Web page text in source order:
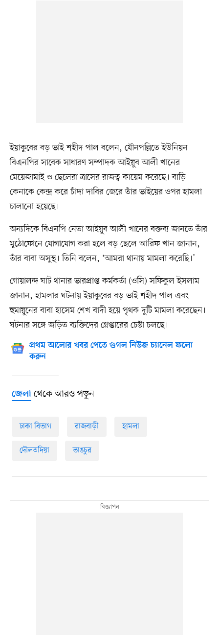
ইয়াকুবের বড় ভাই শহীদ পাল বলেন, যৌনপল্লিতে ইউনিয়ন
বিএনপির সাবেক সাধারণ সম্পাদক আইয়ুব আলী খানের
মেয়েজামাই ও ছেলেরা ত্রাসের রাজত্ব কায়েম করেছে। বাড়ি
কেনাকে কেন্দ্র করে চাঁদা দাবির জেরে তাঁর ভাইয়ের ওপর হামলা
চালানো হয়েছে।
অন্যদিকে বিএনপি নেতা আইয়ুব আলী খানের বক্তব্য জানতে তাঁর
মুঠোফোনে যোগাযোগ করা হলে বড় ছেলে আরিফ খান জানান,
তাঁর বাবা অসুস্থ। তিনি বলেন, ‘আমরা থানায় মামলা করেছি।’
গোয়ালন্দ ঘাট থানার ভারপ্রাপ্ত কর্মকর্তা (ওসি) সফিকুল ইসলাম
জানান, হামলার ঘটনায় ইয়াকুবের বড় ভাই শহীদ পাল এবং
হুমায়ুনের বাবা হাসেম শেখ বাদী হয়ে পৃথক দুটি মামলা করেছেন।
ঘটনার সঙ্গে জড়িত ব্যক্তিদের গ্রেপ্তারের চেষ্টা চলছে।
প্রথম আলোর খবর পেতে গুগল নিউজ চ্যানেল ফলো
করুন
জেলাথেকে আরও পড়ুন
ঢাকা বিভাগ রাজবাড়ী হামলা
দৌলতদিয়া ভাঙচুর